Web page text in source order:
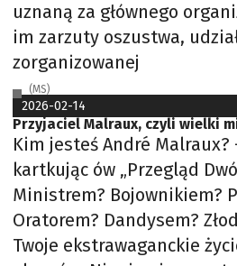
uznaną za głównego
im zarzuty oszustwa,
zorganizowanej
(MS)
2026-02-14
Przyjaciel Malraux, czyli wielki
Kim jesteś André Malraux?
kartkując ów „Przegląd
Ministrem? Bojownikiem?
Oratorem? Dandysem?
Twoje ekstrawaganckie